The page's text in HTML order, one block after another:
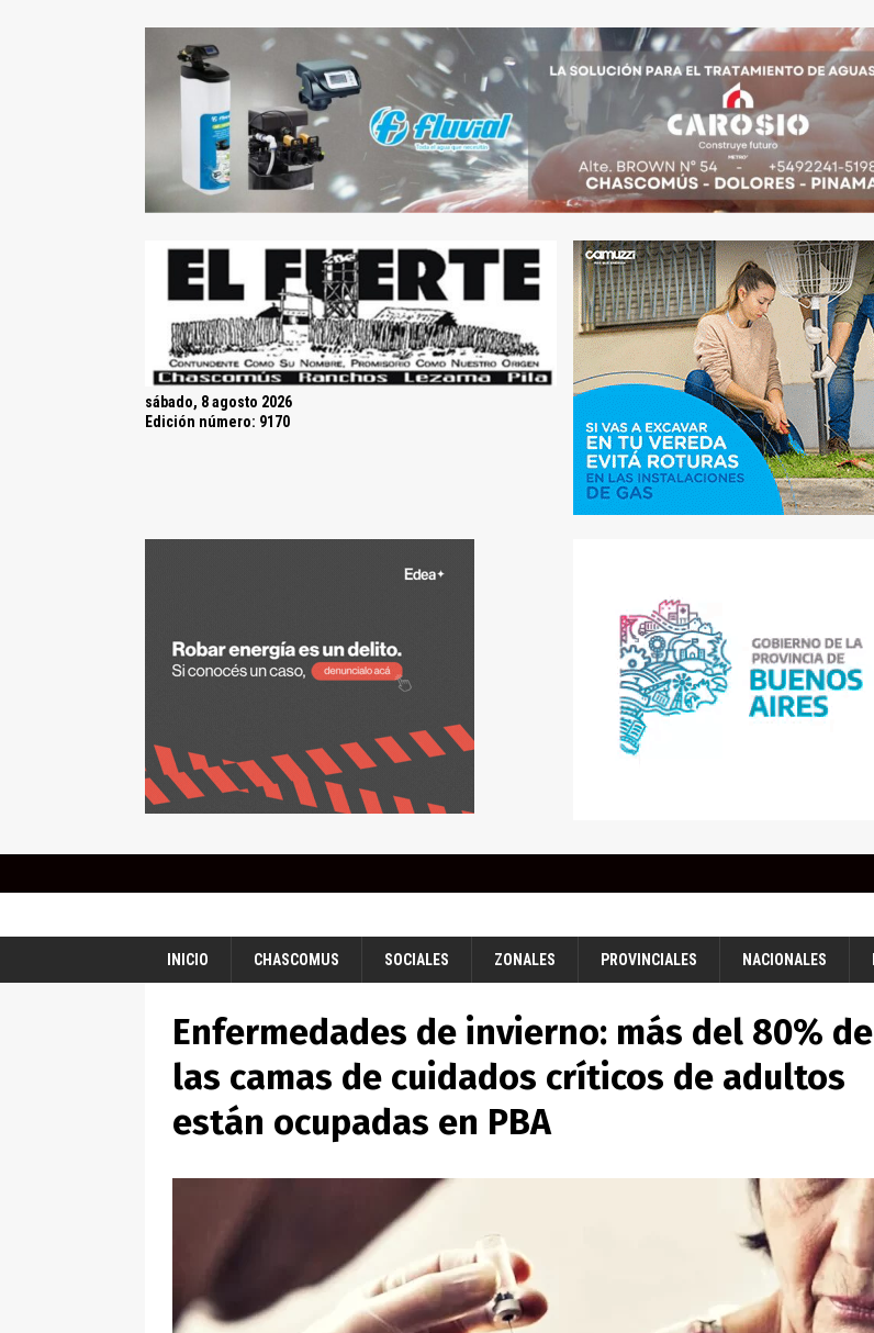
sábado, 8 agosto 2026
Edición número: 9170
INICIO CHASCOMUS SOCIALES ZONALES PROVINCIALES NACIONALES
Enfermedades de invierno: más del 80% de
las camas de cuidados críticos de adultos
están ocupadas en PBA